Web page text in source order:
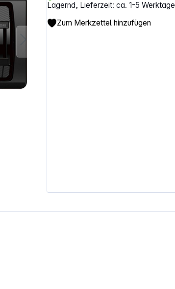
Lagernd, Lieferzeit: ca. 1-5 Werktage
Zum Merkzettel hinzufügen